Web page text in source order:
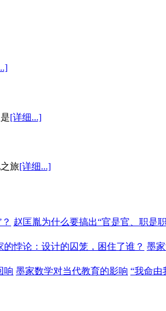
[详细...]
旅[详细...]
赵匡胤为什么要搞出“官是官、职是
的悖论：设计的囚笼，困住了谁？ 墨
响 墨家数学对当代教育的影响 “我命由